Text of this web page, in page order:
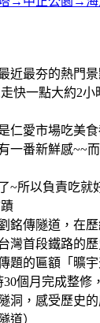
近最夯的熱門
快一點大約2小
仁愛市場吃美
一番新鮮感~~
~所以負責吃就
銘傳隧道，在
灣首段鐵路的
題的匾額「曠
個月完成整修
洞，感受歷史的
道）